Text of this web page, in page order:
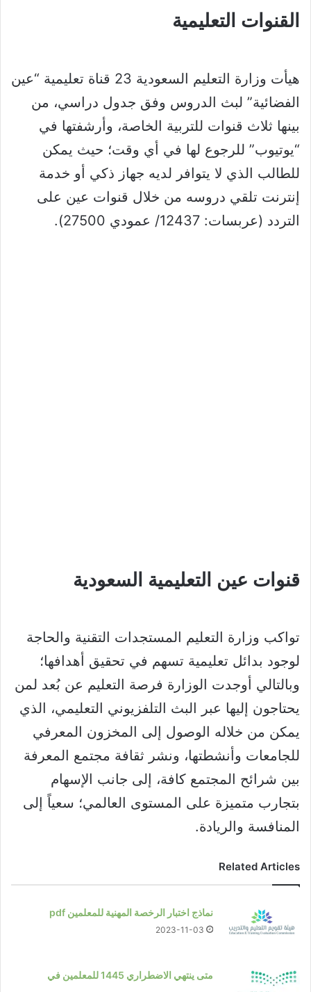
القنوات التعليمية
هيأت وزارة التعليم السعودية 23 قناة تعليمية “عين
الفضائية” لبث الدروس وفق جدول دراسي، من
بينها ثلاث قنوات للتربية الخاصة، وأرشفتها في
“يوتيوب” للرجوع لها في أي وقت؛ حيث يمكن
للطالب الذي لا يتوافر لديه جهاز ذكي أو خدمة
إنترنت تلقي دروسه من خلال قنوات عين على
التردد (عربسات: 12437/ عمودي 27500).
قنوات عين التعليمية السعودية
تواكب وزارة التعليم المستجدات التقنية والحاجة
لوجود بدائل تعليمية تسهم في تحقيق أهدافها؛
وبالتالي أوجدت الوزارة فرصة التعليم عن بُعد لمن
يحتاجون إليها عبر البث التلفزيوني التعليمي، الذي
يمكن من خلاله الوصول إلى المخزون المعرفي
للجامعات وأنشطتها، ونشر ثقافة مجتمع المعرفة
بين شرائح المجتمع كافة، إلى جانب الإسهام
بتجارب متميزة على المستوى العالمي؛ سعياً إلى
المنافسة والريادة.
Related Articles
نماذج اختبار الرخصة المهنية للمعلمين pdf
2023-11-03
متى ينتهي الاضطراري 1445 للمعلمين في